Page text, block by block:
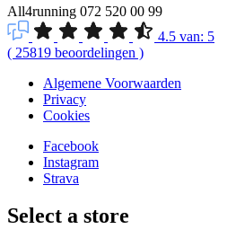
All4running 072 520 00 99
4.5 van: 5
( 25819 beoordelingen )
Algemene Voorwaarden
Privacy
Cookies
Facebook
Instagram
Strava
Select a store